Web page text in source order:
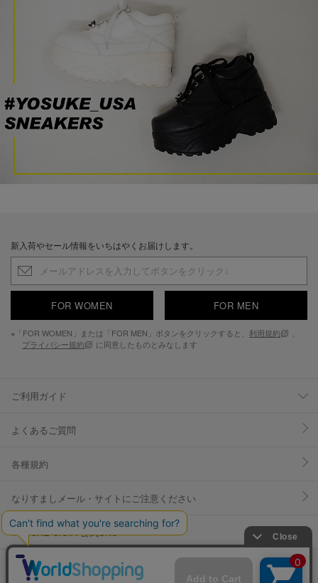
新入荷やセール情報をいちはやくお届けします。
FOR WOMEN FOR MEN
※「FOR WOMEN」または「FOR MEN」ボタンをクリックすると、 利用規約
プライバシー規約
に同意したものとみなします
ご利用ガイド
よくあるご質問
各種規約
なりすましメール・サイトにご注意ください
YOSUKE U.S.A 公式SNS